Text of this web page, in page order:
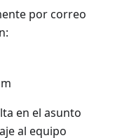
por correo
en el asunto
al equipo